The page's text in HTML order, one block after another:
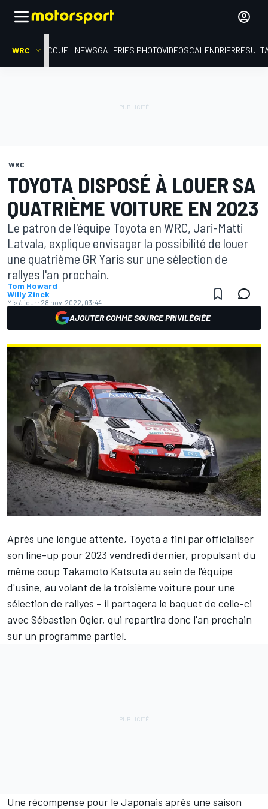
WRC ACCUEIL NEWSGALERIES PHOTOVIDÉOSCALENDRIER
WRC
TOYOTA DISPOSÉ À LOUER SA
QUATRIÈME VOITURE EN 2023
Le patron de l'équipe Toyota en WRC, Jari-Matti
Latvala, explique envisager la possibilité de louer
une quatrième GR Yaris sur une sélection de
rallyes l'an prochain.
Tom Howard
Willy Zinck
Mis à jour: 28 nov. 2022, 03:44
AJOUTER COMME SOURCE PRIVILÉGIÉE
Après une longue attente, Toyota a fini par officialiser
son line-up pour 2023 vendredi dernier, propulsant du
même coup Takamoto Katsuta au sein de l'équipe
d'usine, au volant de la troisième voiture pour une
sélection de rallyes – il partagera le baquet de celle-ci
avec Sébastien Ogier, qui repartira donc l'an prochain
sur un programme partiel.
Une récompense pour le Japonais après une saison